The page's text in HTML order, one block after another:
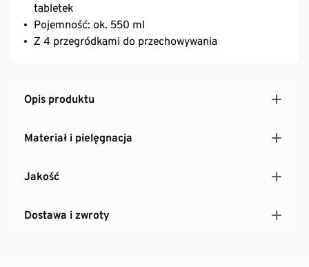
tabletek
Pojemność: ok. 550 ml
Z 4 przegródkami do przechowywania
Opis produktu
Materiał i pielęgnacja
Jakość
Dostawa i zwroty